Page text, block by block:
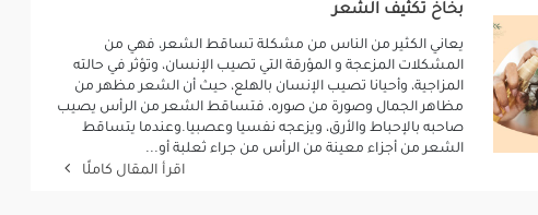
بخاخ تكثيف الشعر
يعاني الكثير من الناس من مشكلة تساقط الشعر، فهي من
المشكلات المزعجة و المؤرقة التي تصيب الإنسان، وتؤثر في حالته
المزاجية، وأحيانا تصيب الإنسان بالهلع، حيث أن الشعر مظهر من
مظاهر الجمال وصورة من صوره، فتساقط الشعر من الرأس يصيب
صاحبه بالإحباط والأرق، ويزعجه نفسيا وعصبيا.وعندما يتساقط
الشعر من أجزاء معينة من الرأس من جراء ثعلبة أو...
اقرأ المقال كاملًا